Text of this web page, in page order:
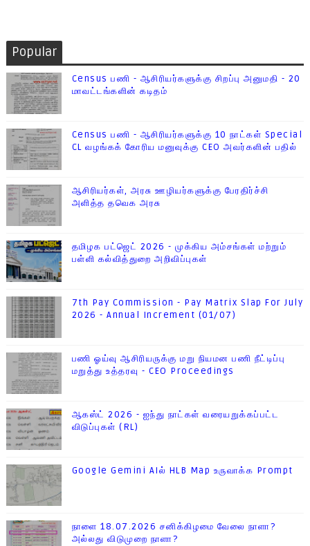
Popular
Census பணி - ஆசிரியர்களுக்கு சிறப்பு அனுமதி - 20
மாவட்டங்களின் கடிதம்
Census பணி - ஆசிரியர்களுக்கு 10 நாட்கள் Special
CL வழங்கக் கோரிய மனுவுக்கு CEO அவர்களின் பதில்
ஆசிரியர்கள், அரசு ஊழியர்களுக்கு பேரதிர்ச்சி
அளித்த தவெக அரசு
தமிழக பட்ஜெட் 2026 - முக்கிய அம்சங்கள் மற்றும்
பள்ளி கல்வித்துறை அறிவிப்புகள்
7th Pay Commission - Pay Matrix Slap For July
2026 - Annual Increment (01/07)
பணி ஓய்வு ஆசிரியருக்கு மறு நியமன பணி நீட்டிப்பு
மறுத்து உத்தரவு - CEO Proceedings
ஆகஸ்ட் 2026 - ஐந்து நாட்கள் வரையறுக்கப்பட்ட
விடுப்புகள் (RL)
Google Gemini AIல் HLB Map உருவாக்க Prompt
நாளை 18.07.2026 சனிக்கிழமை வேலை நாளா?
அல்லது விடுமுறை நாளா?